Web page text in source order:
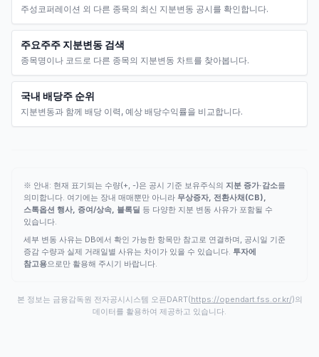
주성코퍼레이션 외 다른 종목의 최신 지분변동 공시를 확인합니다.
주요주주 지분변동 검색
종목명이나 코드로 다른 종목의 지분변동 차트를 찾아봅니다.
국내 배당주 순위
지분변동과 함께 배당 이력, 예상 배당수익률을 비교합니다.
※ 안내: 현재 표기되는 수량(+, -)은 공시 기준 보유주식의 지분 증가·감소를
의미합니다. 여기에는 장내 매매뿐만 아니라 무상증자, 전환사채(CB),
스톡옵션 행사, 증여/상속, 블록딜 등 다양한 지분 변동 사유가 포함될 수
있습니다.
세부 변동 사유는 DB에서 확인 가능한 항목만 참고로 연결하며, 공시일 기준
증감 수량과 실제 거래일별 사유는 차이가 있을 수 있습니다. 투자에
참고용으로만 활용해 주시기 바랍니다.
본 정보는 금융감독원 전자공시시스템 오픈DART(https://opendart.fss.or.kr/)의
데이터를 활용하여 제공하고 있습니다.